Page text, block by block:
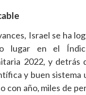
Israel se ha
lugar en el
2022, y detrás
y buen sistema
con año, miles de